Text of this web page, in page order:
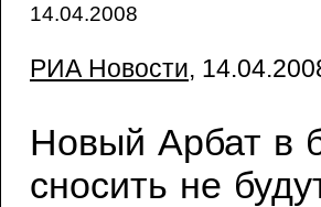
14.04.2008
РИА Новости,
Новый Арбат в
сносить не